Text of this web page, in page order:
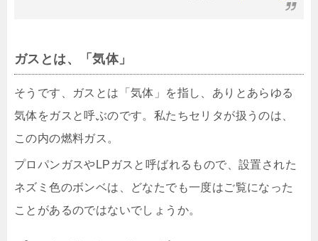
ガスとは、「気体」
そうです、ガスとは「気体」を指し、ありとあらゆる
気体をガスと呼ぶのです。私たちセリタが扱うのは、
この内の燃料ガス。
プロパンガスやLPガスと呼ばれるもので、設置された
ネズミ色のボンベは、どなたでも一度はご覧になった
ことがあるのではないでしょうか。